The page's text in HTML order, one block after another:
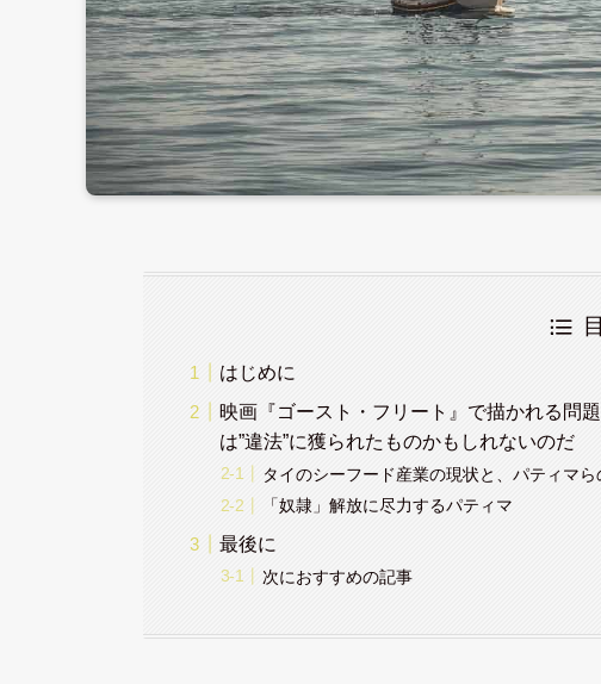
はじめに
映画『ゴースト・フリート』で描かれる問
は”違法”に獲られたものかもしれないのだ
タイのシーフード産業の現状と、パティマ
「奴隷」解放に尽力するパティマ
最後に
次におすすめの記事